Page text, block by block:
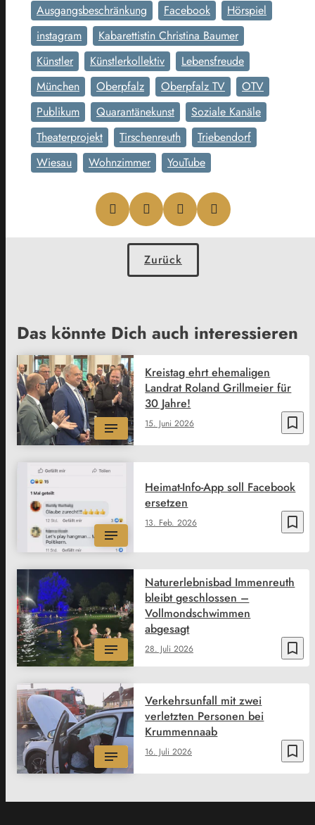
Ausgangsbeschränkung Facebook
Hörspiel
instagram
Kabarettistin Christina Baumer
Künstler
Künstlerkollektiv
Lebensfreude
München
Oberpfalz Oberpfalz TV
OTV
Publikum
Quarantänekunst
Soziale Kanäle
Theaterprojekt
Tirschenreuth
Triebendorf
Wiesau
Wohnzimmer YouTube
Zurück
Das könnte Dich auch interessieren
bookmark_border
15. Juni 2026
Kreistag ehrt ehemaligen
Landrat Roland Grillmeier für
30 Jahre!
bookmark_border
13. Feb. 2026
Heimat-Info-App soll Facebook
ersetzen
bookmark_border
28. Juli 2026
Naturerlebnisbad Immenreuth
bleibt geschlossen –
Vollmondschwimmen
abgesagt
bookmark_border
16. Juli 2026
Verkehrsunfall mit zwei
verletzten Personen bei
Krummennaab